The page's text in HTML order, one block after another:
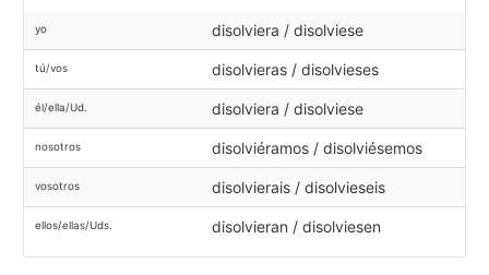
yo disolviera / disolviese
tú/vos disolvieras / disolvieses
él/ella/Ud. disolviera / disolviese
nosotros disolviéramos / disolviésemos
vosotros disolvierais / disolvieseis
ellos/ellas/Uds. disolvieran / disolviesen